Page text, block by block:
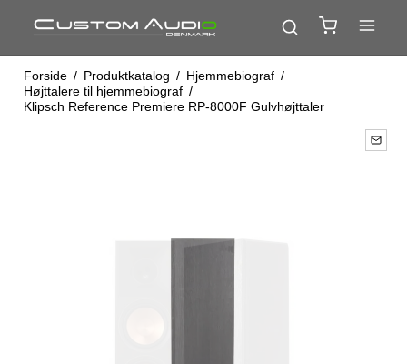
Forside / Produktkatalog / Hjemmebiograf /
Højttalere til hjemmebiograf /
Klipsch Reference Premiere RP-8000F Gulvhøjttaler